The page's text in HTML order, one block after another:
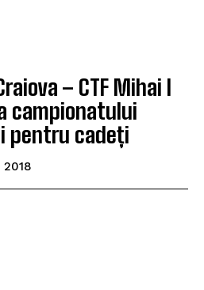
– CTF Mihai I
campionatului
pentru cadeți
2018